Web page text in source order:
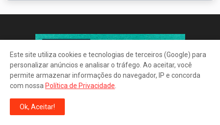
Este site utiliza cookies e tecnologias de terceiros (Google) para
personalizar anúncios e analisar o tráfego. Ao aceitar, você
permite armazenar informações do navegador, IP e concorda
com nossa Política de Privacidade
Ok, Aceitar!